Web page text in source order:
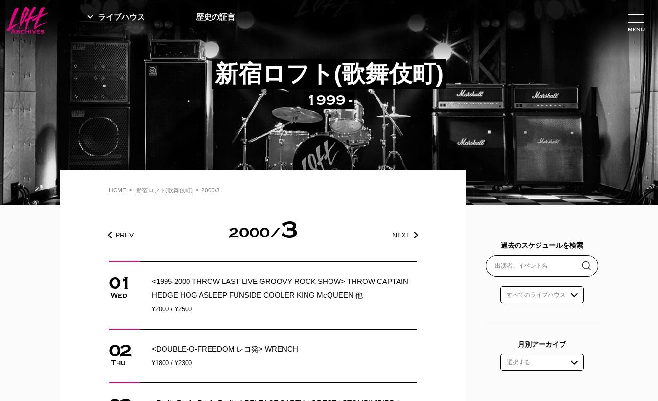
ライブハウス 歴史の証言
新宿ロフト(歌舞伎町)
1999 -
MENU
HOME > 新宿ロフト(歌舞伎町) > 2000/3
2000/3 NEXT
PREV
01
Wed
<1995-2000 THROW LAST LIVE GROOVY ROCK SHOW> THROW CAPTAIN
HEDGE HOG ASLEEP FUNSIDE COOLER KING McQUEEN 他
¥2000 / ¥2500
02
Thu
<DOUBLE-O-FREEDOM レコ発> WRENCH
¥1800 / ¥2300
過去のスケジュールを検索
月別アーカイブ